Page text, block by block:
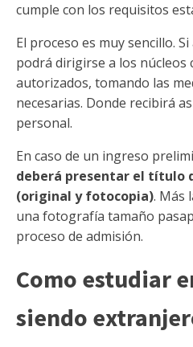
cumple con los requisitos
El proceso es muy sencillo.
podrá dirigirse a los núcleos
autorizados, tomando las
necesarias. Donde recibirá
personal.
En caso de un ingreso
deberá presentar el título
(original y fotocopia). Más
una fotografía tamaño
proceso de admisión.
Como estudiar
siendo